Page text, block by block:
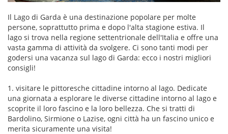
Il Lago di Garda è una destinazione popolare per molte
persone, soprattutto prima e dopo l'alta stagione estiva. Il
lago si trova nella regione settentrionale dell'Italia e offre una
vasta gamma di attività da svolgere. Ci sono tanti modi per
godersi una vacanza sul lago di Garda: ecco i nostri migliori
consigli!
1. visitare le pittoresche cittadine intorno al lago. Dedicate
una giornata a esplorare le diverse cittadine intorno al lago e
scoprite il loro fascino e la loro bellezza. Che si tratti di
Bardolino, Sirmione o Lazise, ogni città ha un fascino unico e
merita sicuramente una visita!